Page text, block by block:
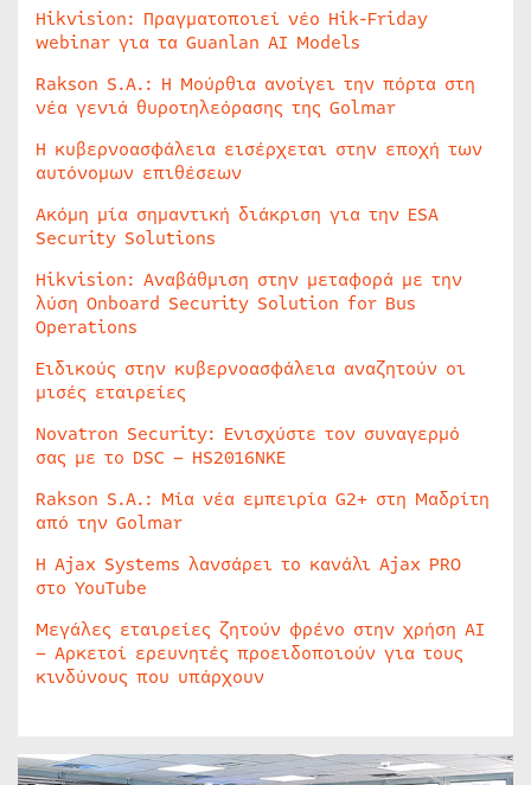
Hikvision: Πραγματοποιεί νέο Hik-Friday
webinar για τα Guanlan AI Models
Rakson S.A.: Η Μούρθια ανοίγει την πόρτα στη
νέα γενιά θυροτηλεόρασης της Golmar
Η κυβερνοασφάλεια εισέρχεται στην εποχή των
αυτόνομων επιθέσεων
Ακόμη μία σημαντική διάκριση για την ESA
Security Solutions
Hikvision: Αναβάθμιση στην μεταφορά με την
λύση Onboard Security Solution for Bus
Operations
Ειδικούς στην κυβερνοασφάλεια αναζητούν οι
μισές εταιρείες
Novatron Security: Ενισχύστε τον συναγερμό
σας με το DSC – HS2016NKE
Rakson S.A.: Μία νέα εμπειρία G2+ στη Μαδρίτη
από την Golmar
Η Ajax Systems λανσάρει το κανάλι Ajax PRO
στο YouTube
Μεγάλες εταιρείες ζητούν φρένο στην χρήση AI
– Αρκετοί ερευνητές προειδοποιούν για τους
κινδύνους που υπάρχουν